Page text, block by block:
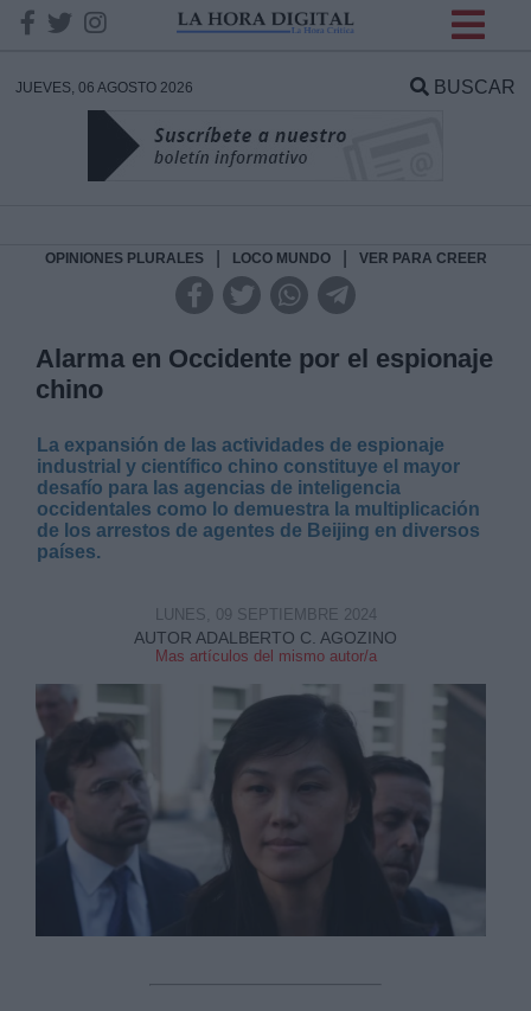
JUEVES, 06 AGOSTO 2026 BUSCAR
OPINIONES PLURALES LOCO MUNDO VER PARA CREER
Alarma en Occidente por el espionaje
chino
La expansión de las actividades de espionaje
industrial y científico chino constituye el mayor
desafío para las agencias de inteligencia
occidentales como lo demuestra la multiplicación
de los arrestos de agentes de Beijing en diversos
países.
AUTOR ADALBERTO C. AGOZINO
Mas artículos del mismo autor/a
LUNES, 09 SEPTIEMBRE 2024
DATOS
Responsable:
Destinatarios:
Derechos:
link
Información adicional